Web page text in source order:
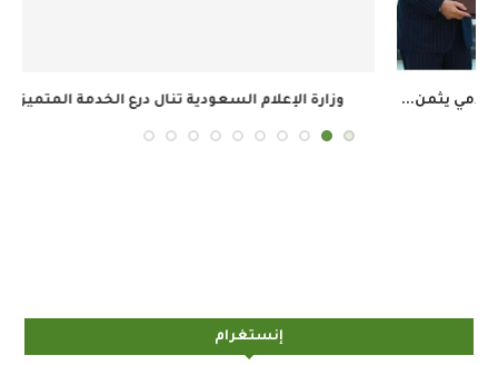
وزارة الإعلام السعودية تنال درع الخدمة المتميزة في...
إنستغرام